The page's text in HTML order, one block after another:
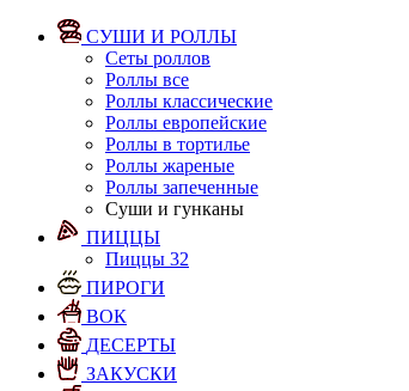
СУШИ И РОЛЛЫ
Сеты роллов
Роллы все
Роллы классические
Роллы европейские
Роллы в тортилье
Роллы жареные
Роллы запеченные
Суши и гунканы
ПИЦЦЫ
Пиццы 32
ПИРОГИ
ВОК
ДЕСЕРТЫ
ЗАКУСКИ